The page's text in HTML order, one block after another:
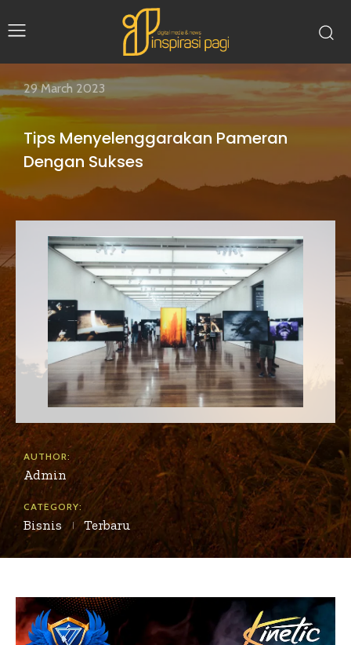
Tips Menyelenggarakan Pameran
Dengan Sukses
29 March 2023
AUTHOR:
Admin
CATEGORY:
Bisnis Terbaru